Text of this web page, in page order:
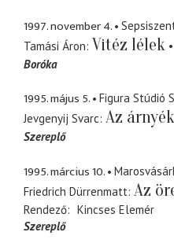
1997. november 4.
Tamási Áron Vitéz lélek
Boróka
1995. május 5.
Figura Stúdió
Jevgenyij Svarc Az árnyék
Szereplő
1995. március 10.
Friedrich Dürrenmatt Az
Rendező
Kincses Elemér
Szereplő